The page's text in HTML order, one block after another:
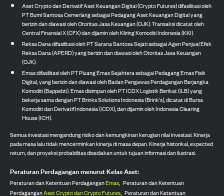
Aset Crypto dan Derivatif Aset Keuangan Digital (Crypto Futures) difasilitasi oleh
PT Bumi Santosa Cemerlang sebagai Pedagang Aset Keuangan Digital yang
berizin dan diawasi oleh Otoritas Jasa Keuangan (OJK). Transaksi dicatat oleh
Central Finansial X (CFX) dan dijamin oleh Kliring Komoditi Indonesia (KKI).
Reksa Dana difasilitasi oleh PT Sarana Santosa Sejati sebagai Agen Penjual Efek
Reksa Dana (APERD) yang berizin dan diawasi oleh Otoritas Jasa Keuangan
(OJK).
Emas difasilitasi oleh PT Pluang Emas Sejahtera sebagai Pedagang Emas Fisik
Digital, yang berizin dan diawasi oleh Badan Pengawas Perdagangan Berjangka
Komoditi (Bappebti). Emas disimpan oleh PT ICDX Logistik Berikat (ILB) yang
bekerja sama dengan PT Brinks Solutions Indonesia (Brink's), dicatat di Bursa
Komoditi dan Derivatif Indonesia (ICDX), dan dijamin oleh Indonesia Clearing
House (ICH).
Semua investasi mengandung risiko dan kemungkinan kerugian nilai investasi. Kinerja
pada masa lalu tidak mencerminkan kinerja di masa depan. Kinerja historikal, expected
return, dan proyeksi probabilitas disediakan untuk tujuan informasi dan ilustrasi.
Peraturan Perdagangan menurut Kelas Aset:
Peraturan dan Ketentuan PerdaganganEmas Peraturan dan Ketentuan
PerdaganganAset Crypto dan Crypto Futures Peraturan dan Ketentuan